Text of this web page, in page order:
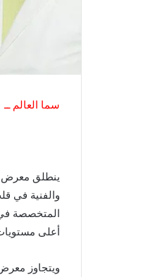
سما العالم
والفنية في
المتخصصة في
أعلى
ويتجاوز